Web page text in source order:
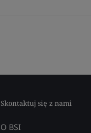
Skontaktuj się z nami
O BSI